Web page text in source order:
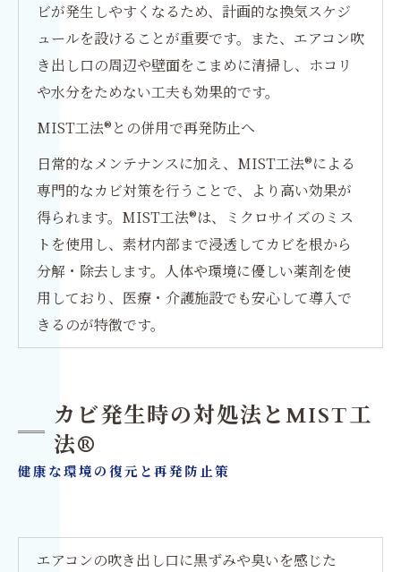
ビが発生しやすくなるため、計画的な換気スケジ
ュールを設けることが重要です。また、エアコン吹
き出し口の周辺や壁面をこまめに清掃し、ホコリ
や水分をためない工夫も効果的です。
MIST工法®との併用で再発防止へ
日常的なメンテナンスに加え、MIST工法®による
専門的なカビ対策を行うことで、より高い効果が
得られます。MIST工法®は、ミクロサイズのミス
トを使用し、素材内部まで浸透してカビを根から
分解・除去します。人体や環境に優しい薬剤を使
用しており、医療・介護施設でも安心して導入で
きるのが特徴です。
カビ発生時の対処法とMIST工
法®
健康な環境の復元と再発防止策
エアコンの吹き出し口に黒ずみや臭いを感じた